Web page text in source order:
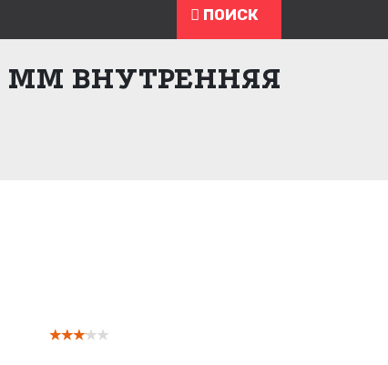
ПОИСК
ММ ВНУТРЕННЯЯ